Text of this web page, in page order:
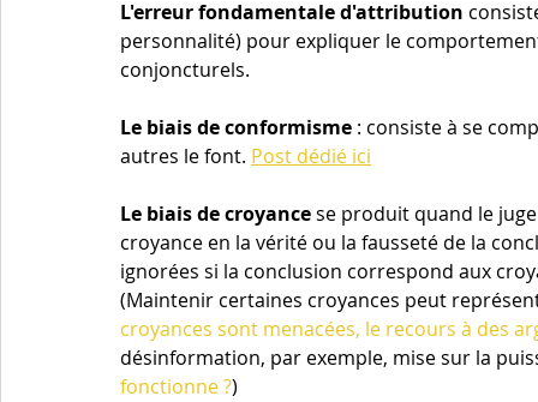
L'erreur fondamentale d'attribution
personnalité) pour expliquer le
conjoncturels.
Le biais de conformisme : consiste à se
autres le font. Post dédié ici
Le biais de croyance se produit quand le
croyance en la vérité ou la fausseté de la
ignorées si la conclusion correspond aux
(Maintenir certaines croyances peut
croyances sont menacées, le recours à des
désinformation, par exemple, mise sur la
fonctionne ?)